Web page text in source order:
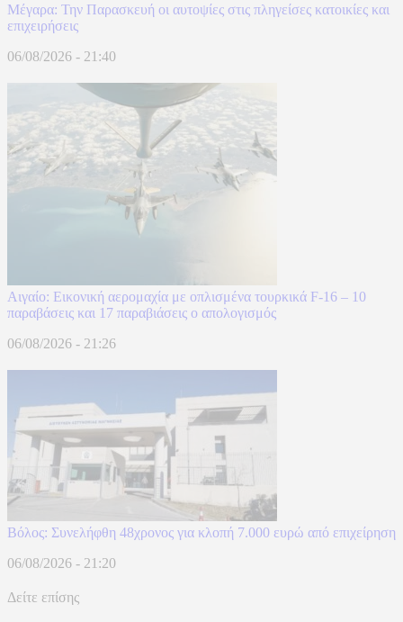
Μέγαρα: Την Παρασκευή οι αυτοψίες στις πληγείσες κατοικίες και
επιχειρήσεις
06/08/2026 - 21:40
Αιγαίο: Εικονική αερομαχία με οπλισμένα τουρκικά F-16 – 10
παραβάσεις και 17 παραβιάσεις ο απολογισμός
06/08/2026 - 21:26
Βόλος: Συνελήφθη 48χρονος για κλοπή 7.000 ευρώ από επιχείρηση
06/08/2026 - 21:20
Δείτε επίσης